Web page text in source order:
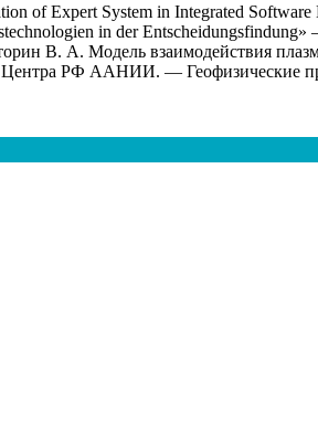
of Expert System in Integrated
in der
В. А. Модель взаимодействия
Центра РФ ААНИИ. — Геофизические